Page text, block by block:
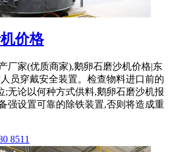
价格
厂家(优质商家),鹅卵石磨沙机价格|东
员穿戴安全装置。检查物料进口前的
;无论以何种方式供料,鹅卵石磨沙机报
强设置可靠的除铁装置,否则将造成重
8511